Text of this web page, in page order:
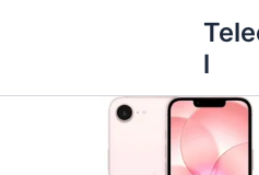
inhoud
l